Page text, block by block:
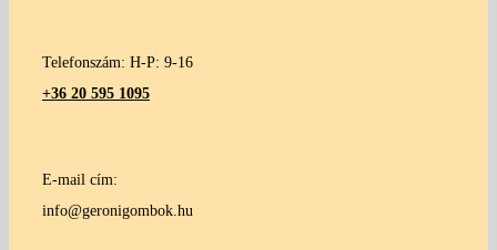
Telefonszám: H-P: 9-16
+36 20 595 1095
E-mail cím:
info@geronigombok.hu